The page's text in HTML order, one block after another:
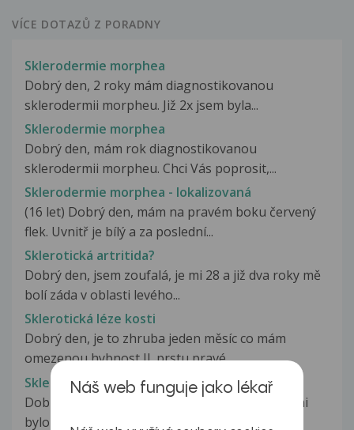
VÍCE DOTAZŮ Z PORADNY
Sklerodermie morphea
Dobrý den, 2 roky mám diagnostikovanou
sklerodermii morpheu. Již 2x jsem byla...
Sklerodermie morphea
Dobrý den, mám rok diagnostikovanou
sklerodermii morpheu. Chci Vás poprosit,...
Sklerodermie morphea - lokalizovaná
(16 let) Dobrý den, mám na pravém boku červený
flek. Uvnitř je bílý a za poslední...
Sklerotická artritida?
Dobrý den, jsem zoufalá, je mi 28 a již dva roky mě
bolí záda v oblasti levého...
Sklerotická léze kosti
Dobrý den, je to zhruba jeden měsíc co mám
omezenou hybnost II. prstu pravé...
Skleroticka ložiska
Dobrý den, chtěla jsem se zeptat při Ct ledvin mi
bylo náhodně zjištěno dva...
Náš web funguje jako lékař